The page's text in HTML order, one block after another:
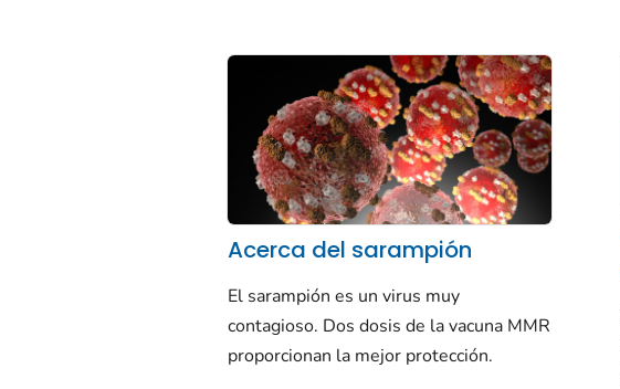
Acerca del sarampión
El sarampión es un virus muy
contagioso. Dos dosis de la vacuna MMR
proporcionan la mejor protección.